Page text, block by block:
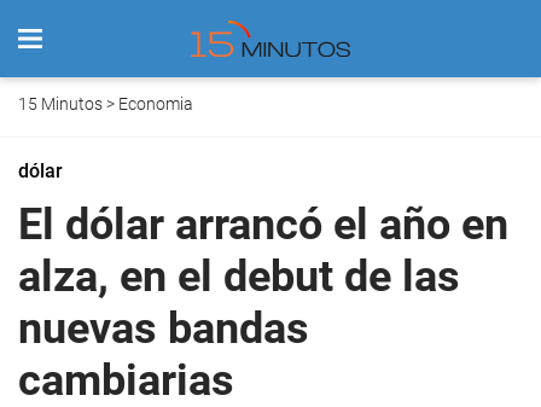
15 Minutos> Economia
dólar
El dólar arrancó el año en
alza, en el debut de las
nuevas bandas
cambiarias